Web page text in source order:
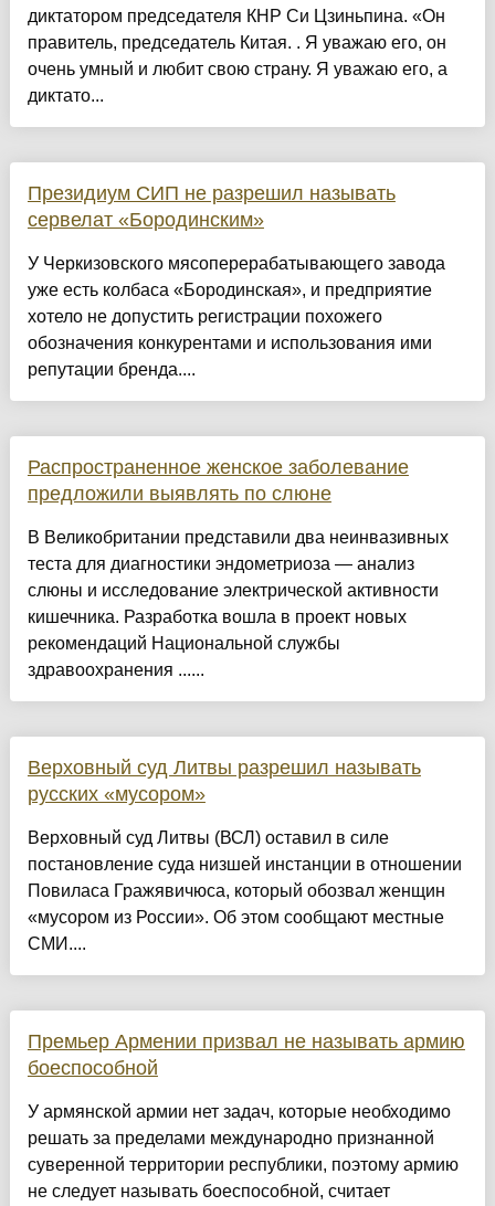
диктатором председателя КНР Си Цзиньпина. «Он
правитель, председатель Китая. . Я уважаю его, он
очень умный и любит свою страну. Я уважаю его, а
диктато...
Президиум СИП не разрешил называть
сервелат «Бородинским»
У Черкизовского мясоперерабатывающего завода
уже есть колбаса «Бородинская», и предприятие
хотело не допустить регистрации похожего
обозначения конкурентами и использования ими
репутации бренда....
Распространенное женское заболевание
предложили выявлять по слюне
В Великобритании представили два неинвазивных
теста для диагностики эндометриоза — анализ
слюны и исследование электрической активности
кишечника. Разработка вошла в проект новых
рекомендаций Национальной службы
здравоохранения ......
Верховный суд Литвы разрешил называть
русских «мусором»
Верховный суд Литвы (ВСЛ) оставил в силе
постановление суда низшей инстанции в отношении
Повиласа Гражявичюса, который обозвал женщин
«мусором из России». Об этом сообщают местные
СМИ....
Премьер Армении призвал не называть армию
боеспособной
У армянской армии нет задач, которые необходимо
решать за пределами международно признанной
суверенной территории республики, поэтому армию
не следует называть боеспособной, считает